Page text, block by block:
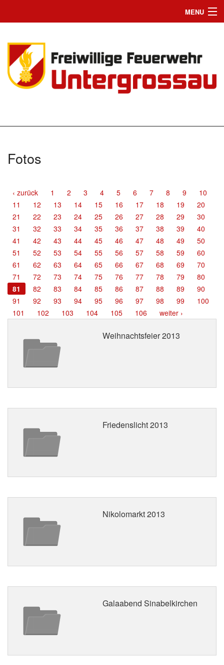
MENU
Einsätze
News
Wir suchen Dich
Chronik
Bilder
Termine
Fotos
‹ zurück 1 2 3 4 5 6 7 8 9
10
11
12 13 14 15 16 17 18 19
20
21
22 23 24 25 26 27 28 29
30
31
32 33 34 35 36 37 38 39
40
41
42 43 44 45 46 47 48 49
50
51
52 53 54 55 56 57 58 59
60
61
62 63 64 65 66 67 68 69
70
71
72 73 74 75 76 77 78 79
80
81
82 83 84 85 86 87 88 89
90
91
92 93 94 95 96 97 98 99
100
101
102 103 104 105 106 weiter ›
Weihnachtsfeier 2013
Friedenslicht 2013
Nikolomarkt 2013
Galaabend Sinabelkirchen